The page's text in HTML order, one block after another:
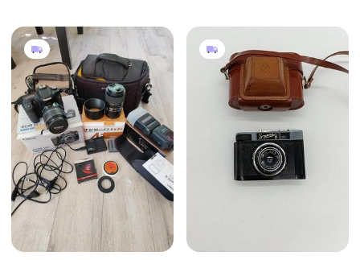
смартфона (8 листов)